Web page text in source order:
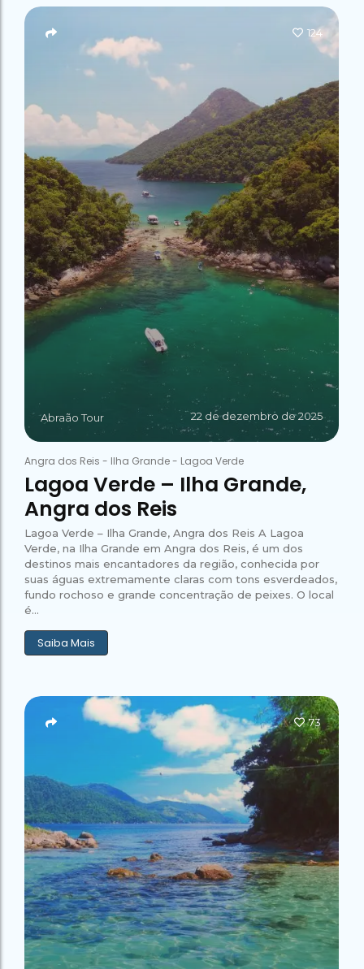
Paradisíacas
Gruta
Lagoa
Azul de
Romântico
Céu
Despedida
Caipirinha
Ilha
Grande
Passeio
Bate e
Volta
Rio x
Ilha
Grande
do
Escuna
no Saco do
Despedida
de Solteira
Tour na
Ilha
Grande
Passeio
Bate e
Volta
Rio x
Ilha
Grande
Abraão Tour 22 de dezembro de 2025
124
Angra dos Reis - Ilha Grande- Lagoa Verde
Lagoa Verde – Ilha Grande,
Angra dos Reis
Lagoa Verde – Ilha Grande, Angra dos Reis A Lagoa
Verde, na Ilha Grande em Angra dos Reis, é um dos
destinos mais encantadores da região, conhecida por
suas águas extremamente claras com tons esverdeados,
fundo rochoso e grande concentração de peixes. O local
é...
Saiba Mais
73